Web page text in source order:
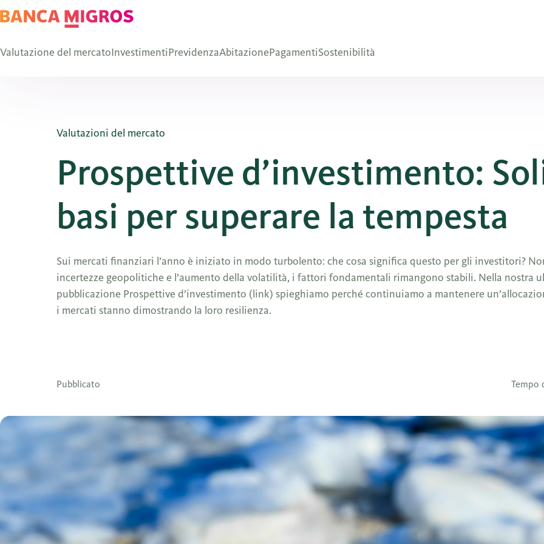
Valutazione del mercatoInvestimentiPrevidenzaAbitazionePagamentiSostenibilità
Valutazioni del mercato
Prospettive d’investimento:
basi per superare la tempesta
Sui mercati finanziari l’anno è iniziato in modo turbolento: che cosa significa questo per gli investitori?
incertezze geopolitiche e l’aumento della volatilità, i fattori fondamentali rimangono stabili. Nella nostra
pubblicazione Prospettive d’investimento (link) spieghiamo perché continuiamo a mantenere
i mercati stanno dimostrando la loro resilienza.
Pubblicato Tempo